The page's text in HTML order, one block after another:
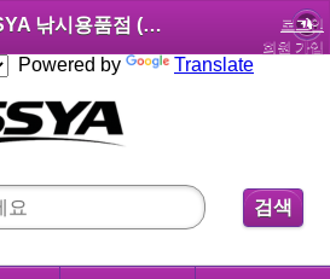
SESSYA 낚시용품점 (한국어)
Powered by
Translate
로그인
회원 가입
검색